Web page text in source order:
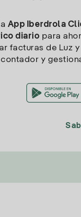
App Iberdrola
diario para
facturas de Luz
contador y